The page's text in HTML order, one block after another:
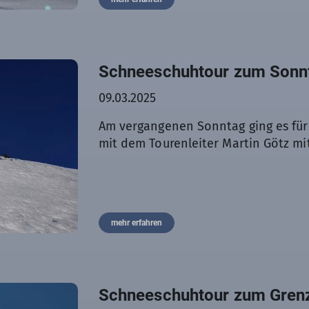
Schneeschuhtour zum
09.03.2025
Am vergangenen Sonntag ging es
mit dem Tourenleiter Martin Götz
mehr erfahren
Schneeschuhtour zum